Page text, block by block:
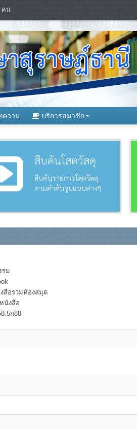
คน
ความ บริการสมาชิก
สืบค้นโสตวัสดุ
สืบค้นรายการโสตวัสดุ
ตามคำค้นรูปแบบต่างๆ
รม
สือรวมห้องสมุด
นังสือ
ก88